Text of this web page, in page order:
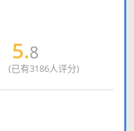
5.8
(已有3186人评分)